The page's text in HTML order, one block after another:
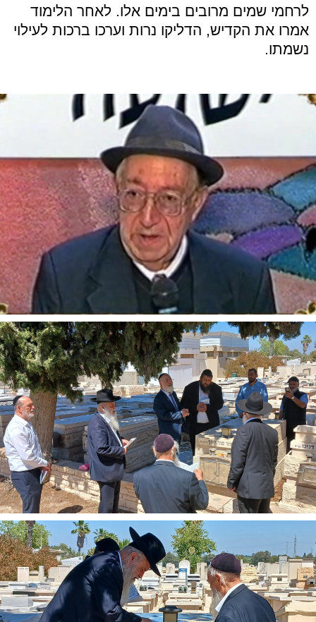
לרחמי שמים מרובים בימים אלו. לאחר הלימוד
אמרו את הקדיש, הדליקו נרות וערכו ברכות לעילוי
נשמתו.